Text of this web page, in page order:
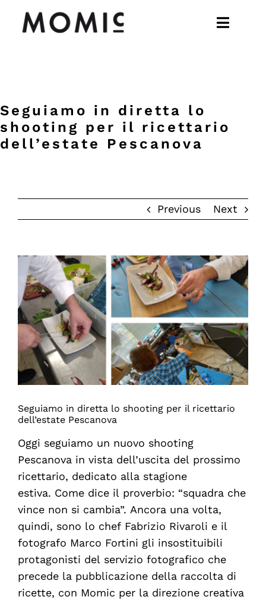
Toggle
services
talks
Seguiamo in diretta lo
shooting per il ricettario
dell’estate Pescanova
Previous Next
View
Larger
Image
Seguiamo in diretta lo shooting per il ricettario
dell’estate Pescanova
Oggi seguiamo un nuovo shooting
Pescanova in vista dell’uscita del prossimo
ricettario, dedicato alla stagione
estiva. Come dice il proverbio: “squadra che
vince non si cambia”. Ancora una volta,
quindi, sono lo chef Fabrizio Rivaroli e il
fotografo Marco Fortini gli insostituibili
protagonisti del servizio fotografico che
precede la pubblicazione della raccolta di
ricette, con Momic per la direzione creativa